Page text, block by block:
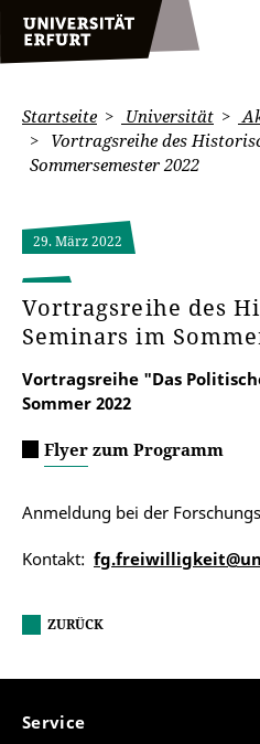
Startseite Universität
Vortragsreihe des
Sommersemester 2022
29. März 2022
Vortragsreihe des
Seminars im
Vortragsreihe "Das
Sommer 2022
Flyer zum Programm
Anmeldung bei der
Kontakt:
ZURÜCK
Service